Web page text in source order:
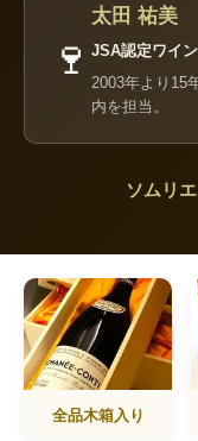
🍷
太田 祐美
JSA認定ワイ
2003年より15
内を担当。
ソムリ
全品木箱入り